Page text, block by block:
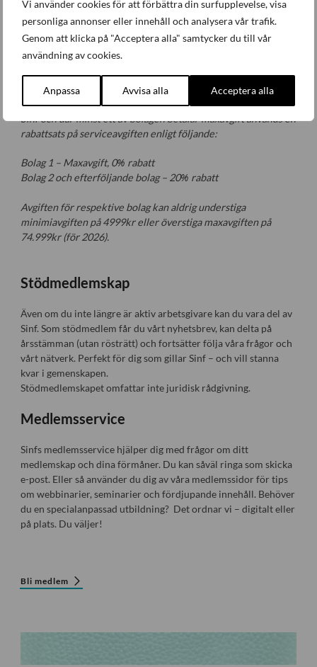
Vi använder cookies för att förbättra din surfupplevelse, visa
personliga annonser eller innehåll och analysera vår trafik.
Genom att klicka på "Acceptera alla" samtycker du till vår
användning av cookies.
Anpassa Avvisa alla Acceptera alla
För detandrahar vi en fast medlemsavgift på 990 kr/år (ej
avdragsgill).
För koncerner där flera bolag är anslutna som medlemmar i
Sinf och där minst ett av bolagen betalar maxavgift används en
rabattsats på serviceavgiften enligt följande:
Bolag 1 – Maxavgift, 0% rabatt
Bolag 2 och efterföljande bolag – 20% rabatt
Avgiften för respektive bolag kan aldrig understiga
minimiavgiften på 4999kr eller överstiga maxavgiften på
74.999kr (för 2026).
Stödmedlemskap
Även om du inte längre är aktiv arbetsgivare kan du vara del av
Sinf. Som stödmedlem får du vårt nyhetsbrev, kan delta på
årsstämman (utan rösträtt) och fortsätter följa våra frågor och
vårt nätverk. Perfekt för dig som gillar Sinf – och vill stanna
kvar i gemenskapen.
Stödmedlemskapet omfattar inte juridisk rådgivning.
Medlemsservice
Sinfs medlemsservice hjälper dig med frågor om ditt
medlemskap och dina förmåner. Du kan såväl ringa som skicka
e-post. Eller så använder du dig av våra medlemssidor för tips
om webbinarier, seminarier och fördjupande innehåll. Behöver
du en specialanpassad utbildning? Det ordnar vi – digitalt eller
på plats. Du väljer!
Bli medlem